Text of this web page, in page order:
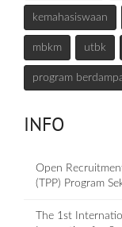
kemahasiswaan
mbkm utbk
program
INFO
Open
(TPP) Program
The 1st